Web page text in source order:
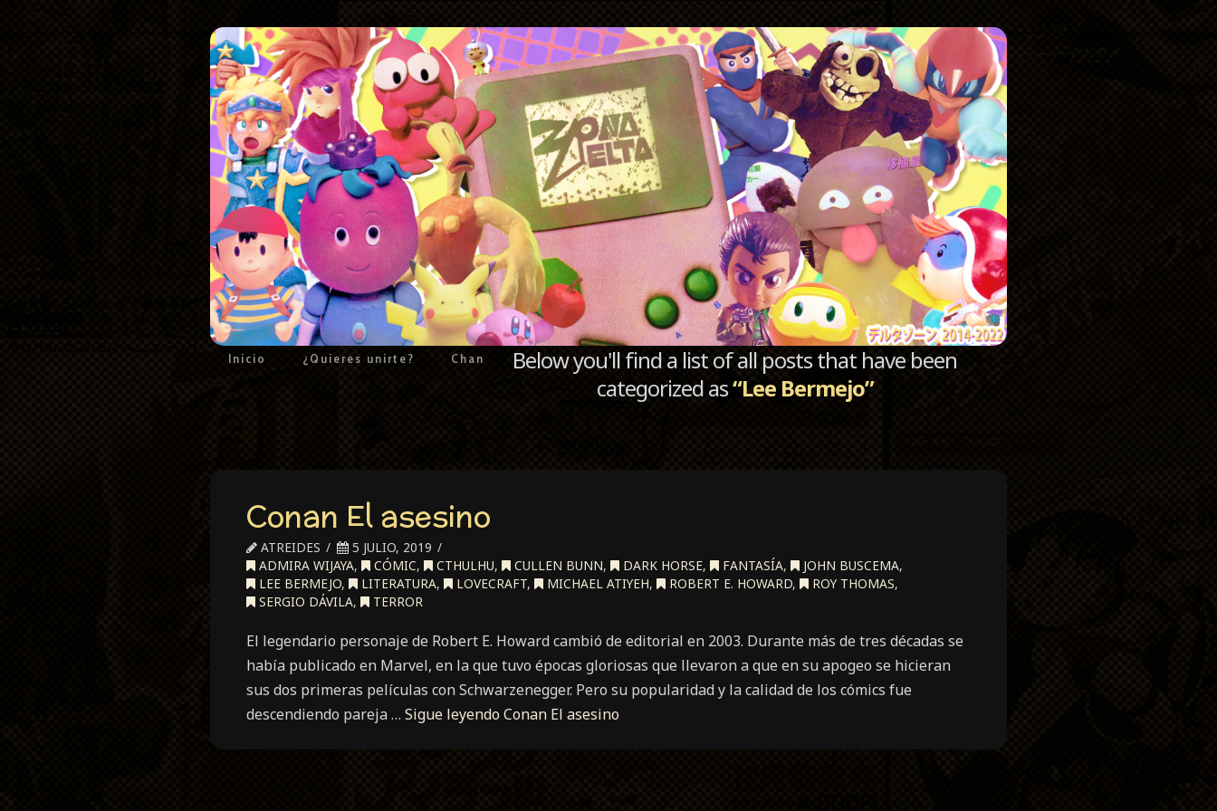
Inicio ¿Quieres unirte? Chan
Below you'll find a list of all posts that have been
categorized as“Lee Bermejo”
Conan El asesino
ATREIDES
5 JULIO, 2019
ADMIRA WIJAYA, CÓMIC, CTHULHU, CULLEN BUNN, DARK HORSE, FANTASÍA, JOHN BUSCEMA,
LEE BERMEJO, LITERATURA, LOVECRAFT, MICHAEL ATIYEH, ROBERT E. HOWARD, ROY THOMAS,
SERGIO DÁVILA, TERROR
El legendario personaje de Robert E. Howard cambió de editorial en 2003. Durante más de tres décadas se
había publicado en Marvel, en la que tuvo épocas gloriosas que llevaron a que en su apogeo se hicieran
sus dos primeras películas con Schwarzenegger. Pero su popularidad y la calidad de los cómics fue
descendiendo pareja … Sigue leyendoConan El asesino